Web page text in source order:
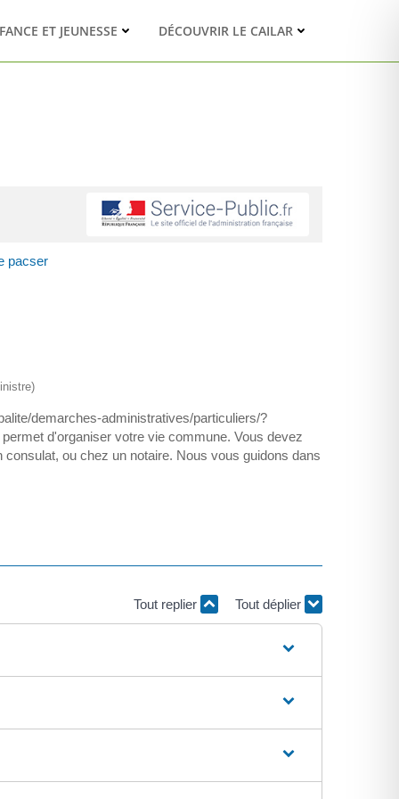
ET JEUNESSE DÉCOUVRIR LE CAILAR
pacser
demarches-administratives/particuliers/?
d'organiser votre vie commune. Vous devez
ou chez un notaire. Nous vous guidons dans
Tout replier Tout déplier